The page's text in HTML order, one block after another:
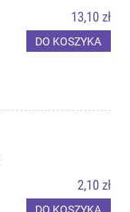
13,10 zł
DO KOSZYKA
2,10 zł
DO KOSZYKA